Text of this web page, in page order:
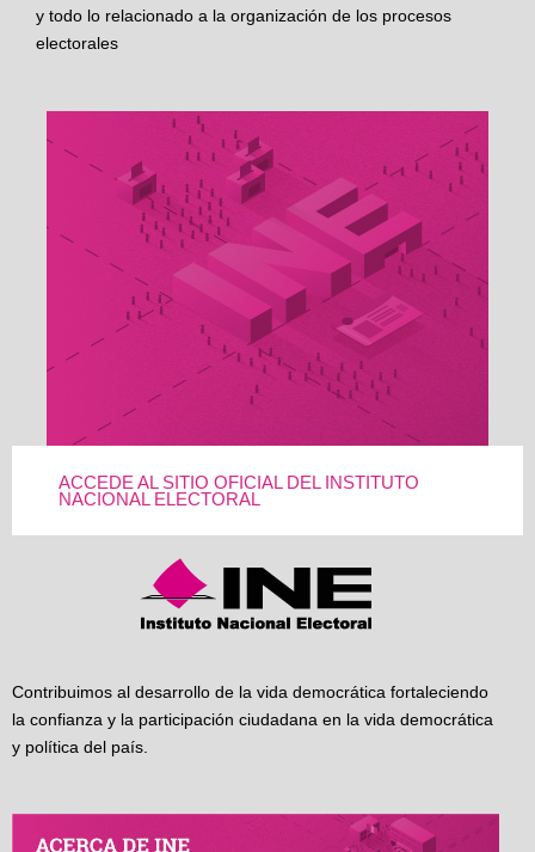
y todo lo relacionado a la organización de los procesos
electorales
ACCEDE AL SITIO OFICIAL DEL INSTITUTO
NACIONAL ELECTORAL
Contribuimos al desarrollo de la vida democrática fortaleciendo
la confianza y la participación ciudadana en la vida democrática
y política del país.